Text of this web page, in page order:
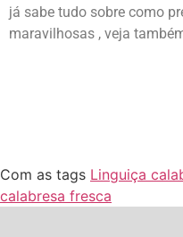
já sabe tudo sobre como
maravilhosas , veja
Com as tags Linguiça
calabresa fresca